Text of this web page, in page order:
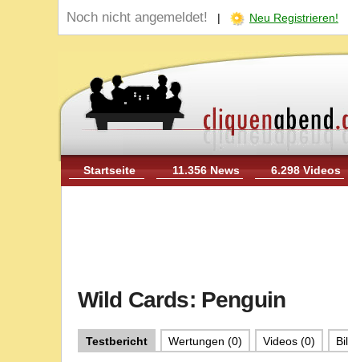
Noch nicht angemeldet! | Neu Registrieren!
Startseite 11.356 News 6.298 Videos
Wild Cards: Penguin
Testbericht Wertungen (0) Videos (0)